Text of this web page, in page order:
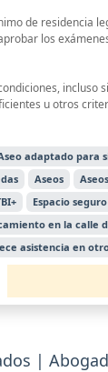
de residencia
los
incluso
u otros
adaptado para
Aseos
Espacio
en la calle
asistencia en
|